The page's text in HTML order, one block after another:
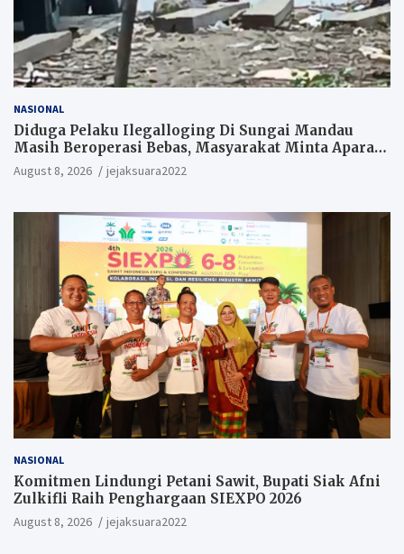
NASIONAL
Diduga Pelaku Ilegalloging Di Sungai Mandau
Masih Beroperasi Bebas, Masyarakat Minta Aparat
Penegak Hukum Segera Tangkap Aktor Dan
Pengurus.
August 8, 2026 jejaksuara2022
NASIONAL
Komitmen Lindungi Petani Sawit, Bupati Siak Afni
Zulkifli Raih Penghargaan SIEXPO 2026
August 8, 2026 jejaksuara2022